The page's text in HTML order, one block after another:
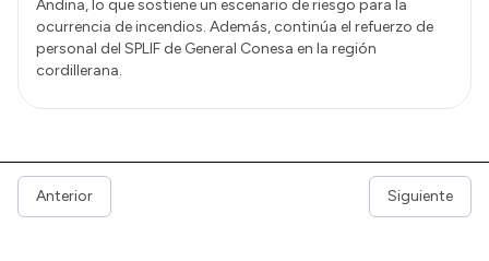
Andina, lo que sostiene un escenario de riesgo para la
ocurrencia de incendios. Además, continúa el refuerzo de
personal del SPLIF de General Conesa en la región
cordillerana.
Anterior Siguiente